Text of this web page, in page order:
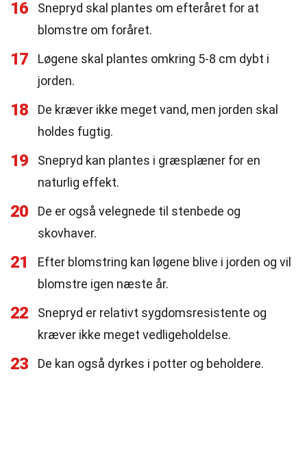
16
Snepryd skal plantes om efteråret for at
blomstre om foråret.
17
Løgene skal plantes omkring 5-8 cm dybt i
jorden.
18
De kræver ikke meget vand, men jorden skal
holdes fugtig.
19
Snepryd kan plantes i græsplæner for en
naturlig effekt.
20
De er også velegnede til stenbede og
skovhaver.
21
Efter blomstring kan løgene blive i jorden og vil
blomstre igen næste år.
22
Snepryd er relativt sygdomsresistente og
kræver ikke meget vedligeholdelse.
23 De kan også dyrkes i potter og beholdere.